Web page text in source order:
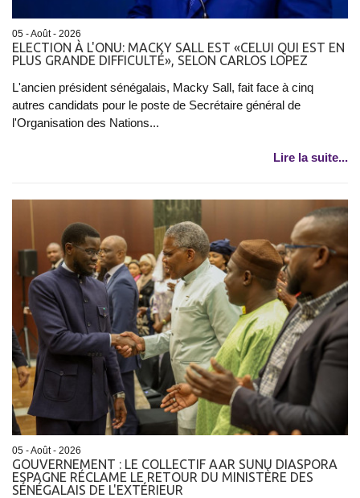
05 - Août - 2026
ELECTION À L'ONU: MACKY SALL EST «CELUI QUI EST EN
PLUS GRANDE DIFFICULTÉ», SELON CARLOS LOPEZ
L'ancien président sénégalais, Macky Sall, fait face à cinq
autres candidats pour le poste de Secrétaire général de
l'Organisation des Nations...
Lire la suite...
05 - Août - 2026
GOUVERNEMENT : LE COLLECTIF AAR SUNU DIASPORA
ESPAGNE RÉCLAME LE RETOUR DU MINISTÈRE DES
SÉNÉGALAIS DE L'EXTÉRIEUR